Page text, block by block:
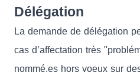
Délégation
La demande de délégation
cas d’affectation très
nommé.es hors voeux sur